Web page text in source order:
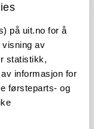
på uit.no for å
visning av
statistikk,
informasjon for
førsteparts- og
du meg